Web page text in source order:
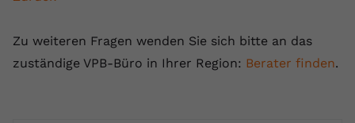
Zu weiteren Fragen wenden Sie sich bitte an das
zuständige VPB-Büro in Ihrer Region: Berater finden.
youtube.com